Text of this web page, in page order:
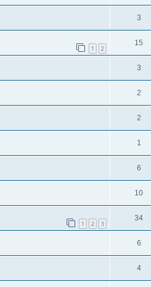
3
1 2
15
3
2
2
1
6
10
1 2 3
34
6
4